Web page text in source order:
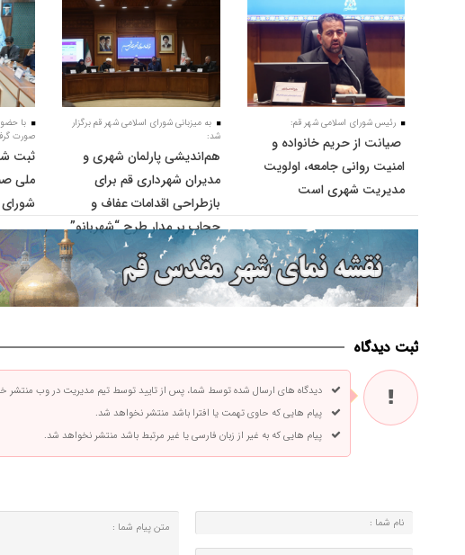
رئیس شورای اسلامی شهر قم:
صیانت از حریم خانواده و
امنیت روانی جامعه، اولویت
مدیریت شهری است
به میزبانی شورای اسلامی شهر قم برگزار
شد:
هم‌اندیشی پارلمان شهری و
مدیران شهرداری قم برای
بازطراحی اقدامات عفاف و
حجاب بر مدار طرح “شهربانو”
با
صورت
ثبت
ملی
ثبت دیدگاه
دیدگاه های ارسال شده توسط شما، پس از تایید توسط تیم مدیریت در وب منتشر
پیام هایی که حاوی تهمت یا افترا باشد منتشر نخواهد شد.
پیام هایی که به غیر از زبان فارسی یا غیر مرتبط باشد منتشر نخواهد شد.